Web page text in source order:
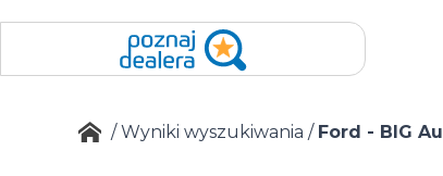
/Wyniki wyszukiwania / Ford - BIG